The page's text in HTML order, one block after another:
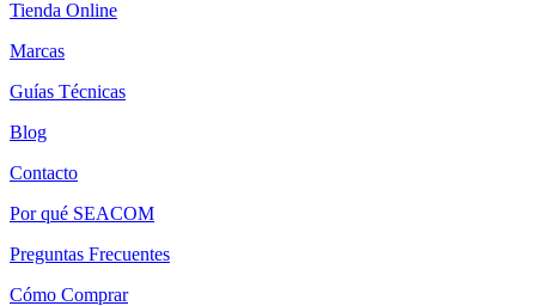
Tienda Online
Marcas
Guías Técnicas
Blog
Contacto
Por qué SEACOM
Preguntas Frecuentes
Cómo Comprar